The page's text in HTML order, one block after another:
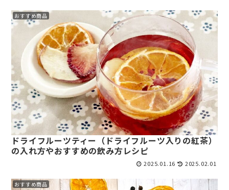
おすすめ商品
ドライフルーツティー（ドライフルーツ入りの紅茶）
の入れ方やおすすめの飲み方レシピ
2025.01.16 2025.02.01
おすすめ商品